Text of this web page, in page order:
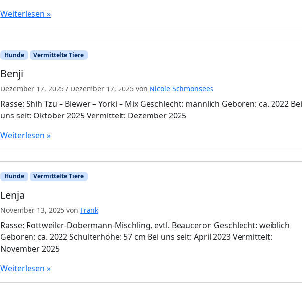
Weiterlesen »
Hunde Vermittelte Tiere
Benji
Dezember 17, 2025 / Dezember 17, 2025 von Nicole Schmonsees
Rasse: Shih Tzu – Biewer – Yorki – Mix Geschlecht: männlich Geboren: ca. 2022 Bei
uns seit: Oktober 2025 Vermittelt: Dezember 2025
Weiterlesen »
Hunde Vermittelte Tiere
Lenja
November 13, 2025 von Frank
Rasse: Rottweiler-Dobermann-Mischling, evtl. Beauceron Geschlecht: weiblich
Geboren: ca. 2022 Schulterhöhe: 57 cm Bei uns seit: April 2023 Vermittelt:
November 2025
Weiterlesen »